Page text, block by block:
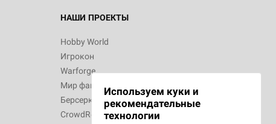
НАШИ ПРОЕКТЫ
Hobby World
Игрокон
Warforge
Мир фантастики
Берсерк
CrowdRepublic
Используем куки и
рекомендательные
технологии